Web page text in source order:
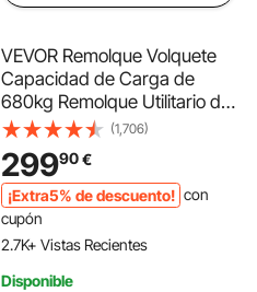
VEVOR Remolque Volquete
Capacidad de Carga de
680kg Remolque Utilitario de
Jardín Resistente con
Laterales Extraíbles Carro de
Transporte Volquete de
0,4m³ para Tractor,
Cortacésped, ATV,
200x66x76 cm
(1,706)
29990€
¡Extra5% de descuento! con
cupón
2.7K+ Vistas Recientes
Disponible